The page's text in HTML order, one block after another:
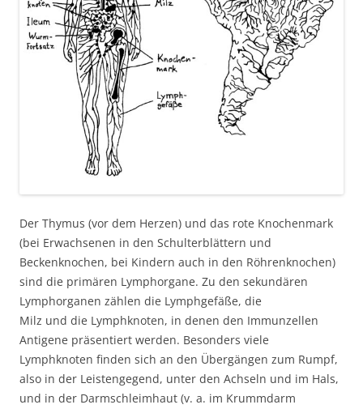
Der Thymus (vor dem Herzen) und das rote Knochenmark
(bei Erwachsenen in den Schulterblättern und
Beckenknochen, bei Kindern auch in den Röhrenknochen)
sind die primären Lymphorgane. Zu den sekundären
Lymphorganen zählen die Lymphgefäße, die
Milz und die Lymphknoten, in denen den Immunzellen
Antigene präsentiert werden. Besonders viele
Lymphknoten finden sich an den Übergängen zum Rumpf,
also in der Leistengegend, unter den Achseln und im Hals,
und in der Darmschleimhaut (v. a. im Krummdarm